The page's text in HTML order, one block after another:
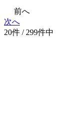
前へ
次へ
20件 / 299件中